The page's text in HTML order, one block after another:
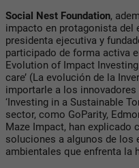
Social Nest Foundation,
impacto en protagonista del
presidenta ejecutiva y
participado de forma activa
Evolution of Impact
care’ (La evolución de la
importarle a los
‘Investing in a Sustainable
sector, como GoParity,
Maze Impact, han explicado
soluciones a algunos de
ambientales que enfrenta la